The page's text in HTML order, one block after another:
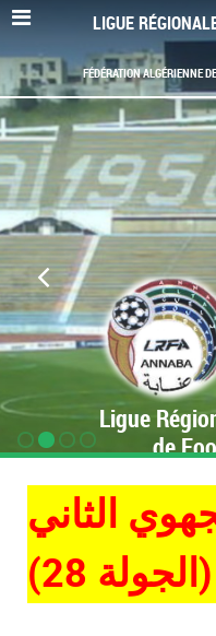
LIGUE
Ligue
de
الثاني
(الجولة 28)